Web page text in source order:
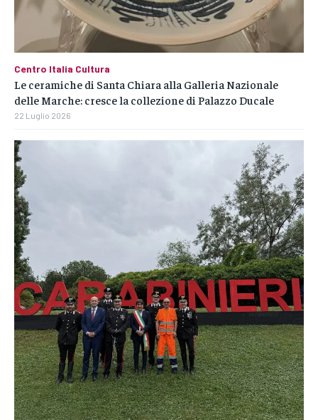
Centro Italia Cultura
Le ceramiche di Santa Chiara alla Galleria Nazionale
delle Marche: cresce la collezione di Palazzo Ducale
22 Luglio 2026